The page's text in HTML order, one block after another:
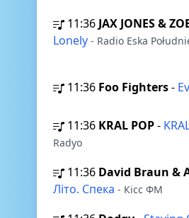
11:36 JAX JONES &
Lonely - Radio Eska
11:36 Foo Fighters-
11:36 KRAL POP-
Radyo
11:36 David Braun &
Літо. Спека - Кісс ФМ